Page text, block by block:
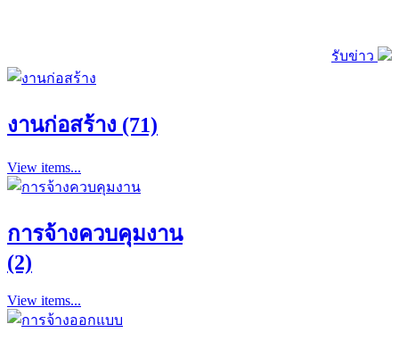
รับข่าว
งานก่อสร้าง (71)
View items...
การจ้างควบคุมงาน
(2)
View items...